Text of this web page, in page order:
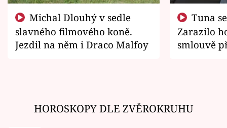
slavného filmového koně.
Jezdil na něm i Draco Malfoy
Zarazilo
smlouvě
HOROSKOPY DLE ZVĚROKRUHU